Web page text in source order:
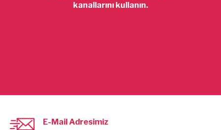
kanallarını kullanın.
E-Mail Adresimiz